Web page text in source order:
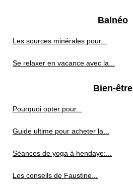
Balnéo
Les sources minérales pour...
Se relaxer en vacance avec la...
Bien-être
Pourquoi opter pour...
Guide ultime pour acheter la...
Séances de yoga à hendaye:...
Les conseils de Faustine...